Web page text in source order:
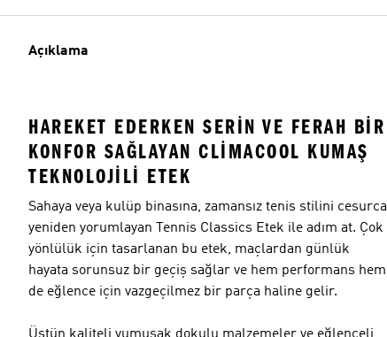
Açıklama
HAREKET EDERKEN SERIN VE FERAH BIR
KONFOR SAĞLAYAN CLIMACOOL KUMAŞ
TEKNOLOJILI ETEK
Sahaya veya kulüp binasına, zamansız tenis stilini cesurca
yeniden yorumlayan Tennis Classics Etek ile adım at. Çok
yönlülük için tasarlanan bu etek, maçlardan günlük
hayata sorunsuz bir geçiş sağlar ve hem performans hem
de eğlence için vazgeçilmez bir parça haline gelir.